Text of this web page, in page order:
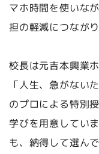
マホ時間を使いな
担の軽減につながり
校長は元吉本興業
「人生、急がない
のプロによる特別
学びを用意してい
も、納得して選ん